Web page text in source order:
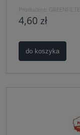
Producent:
4,60 zł
do koszyka